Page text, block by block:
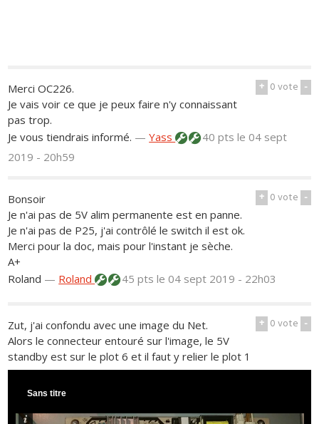
+ 0vote -
Merci OC226.
Je vais voir ce que je peux faire n'y connaissant
pas trop.
Je vous tiendrais informé. —Yass 40 ptsle 04 sept
2019 - 20h59
+ 0vote -
Bonsoir
Je n'ai pas de 5V alim permanente est en panne.
Je n'ai pas de P25, j'ai contrôlé le switch il est ok.
Merci pour la doc, mais pour l'instant je sèche.
A+
Roland — Roland 45 ptsle 04 sept 2019 - 22h03
+ 0vote -
Zut, j'ai confondu avec une image du Net.
Alors le connecteur entouré sur l'image, le 5V
standby est sur le plot 6 et il faut y relier le plot 1
Sans titre